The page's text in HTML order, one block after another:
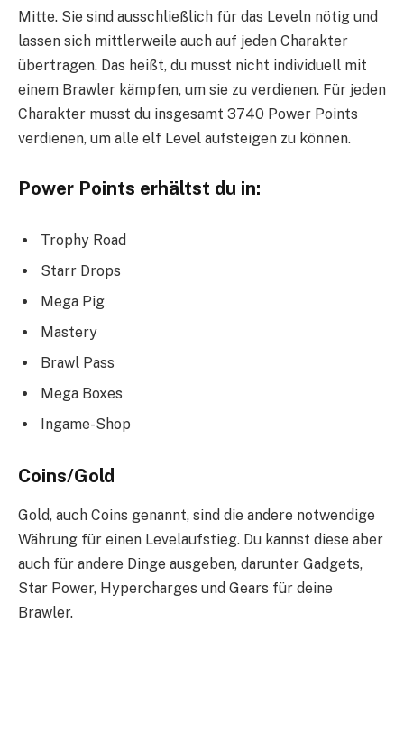
Mitte. Sie sind ausschließlich für das Leveln nötig und
lassen sich mittlerweile auch auf jeden Charakter
übertragen. Das heißt, du musst nicht individuell mit
einem Brawler kämpfen, um sie zu verdienen. Für jeden
Charakter musst du insgesamt 3740 Power Points
verdienen, um alle elf Level aufsteigen zu können.
Power Points erhältst du in:
Trophy Road
Starr Drops
Mega Pig
Mastery
Brawl Pass
Mega Boxes
Ingame-Shop
Coins/Gold
Gold, auch Coins genannt, sind die andere notwendige
Währung für einen Levelaufstieg. Du kannst diese aber
auch für andere Dinge ausgeben, darunter Gadgets,
Star Power, Hypercharges und Gears für deine
Brawler.